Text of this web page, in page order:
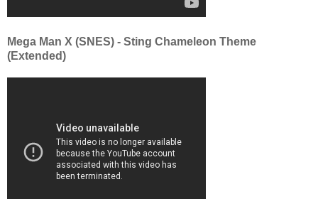
Mega Man X (SNES) - Sting Chameleon Theme
(Extended)